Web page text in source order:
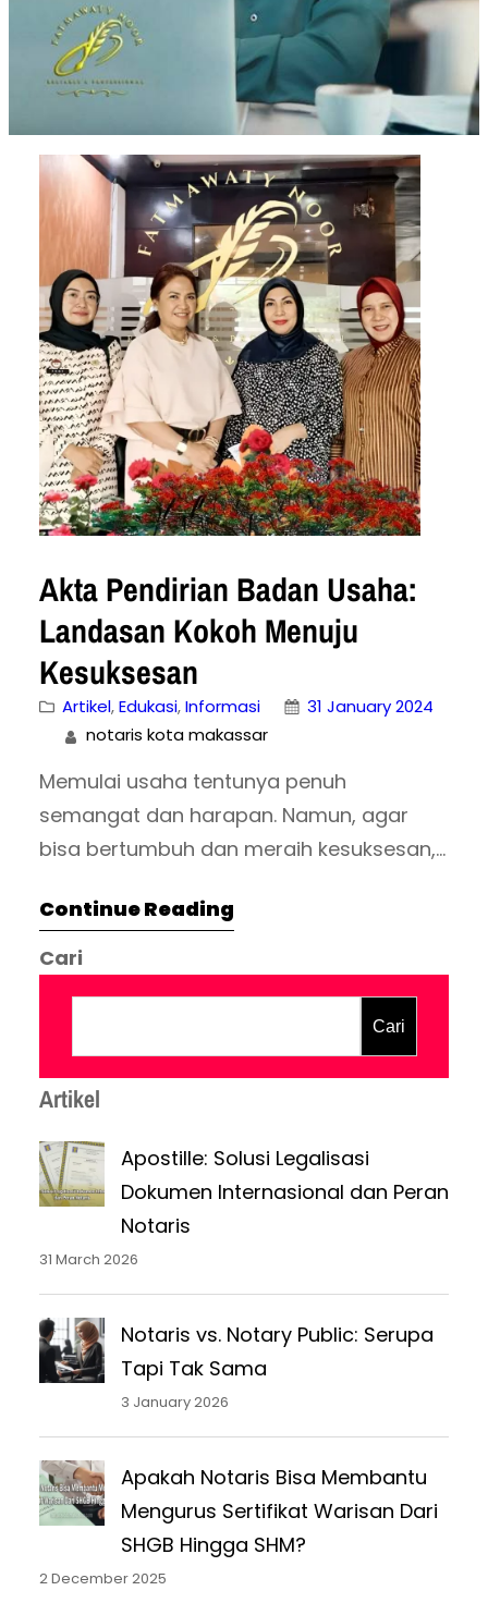
Akta Pendirian Badan Usaha:
Landasan Kokoh Menuju
Kesuksesan
Artikel, Edukasi, Informasi
31 January 2024
notaris kota makassar
Memulai usaha tentunya penuh
semangat dan harapan. Namun, agar
bisa bertumbuh dan meraih kesuksesan,
perhatikan adalah legalitas usaha. Nah,
bicara soal legalitas, Akta Pendirian
Badan Usaha menjadi elemen vital yang
wajib dimiliki. Artikel ini akan membahas
sekilas tentang akta tersebut, mulai dari
pengertian, fungsi, hingga cara
Tentu…
Continue Reading
Cari
Cari
Artikel
Apostille: Solusi Legalisasi
Dokumen Internasional dan Peran
Notaris
31 March 2026
Notaris vs. Notary Public: Serupa
Tapi Tak Sama
3 January 2026
Apakah Notaris Bisa Membantu
Mengurus Sertifikat Warisan Dari
SHGB Hingga SHM?
2 December 2025